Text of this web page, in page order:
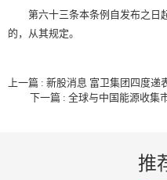
第六十三条本条例自发布之日
的，从其规定。
上一篇 : 新股消息 富卫集团四度
下一篇 : 全球与中国能源收集
推